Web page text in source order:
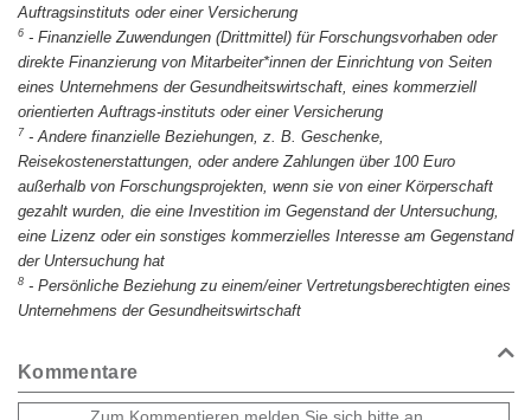
Auftragsinstituts oder einer Versicherung
6 - Finanzielle Zuwendungen (Drittmittel) für Forschungsvorhaben oder
direkte Finanzierung von Mitarbeiter*innen der Einrichtung von Seiten
eines Unternehmens der Gesundheitswirtschaft, eines kommerziell
orientierten Auftrags-instituts oder einer Versicherung
7 - Andere finanzielle Beziehungen, z. B. Geschenke,
Reisekostenerstattungen, oder andere Zahlungen über 100 Euro
außerhalb von Forschungsprojekten, wenn sie von einer Körperschaft
gezahlt wurden, die eine Investition im Gegenstand der Untersuchung,
eine Lizenz oder ein sonstiges kommerzielles Interesse am Gegenstand
der Untersuchung hat
8 - Persönliche Beziehung zu einem/einer Vertretungsberechtigten eines
Unternehmens der Gesundheitswirtschaft
Kommentare